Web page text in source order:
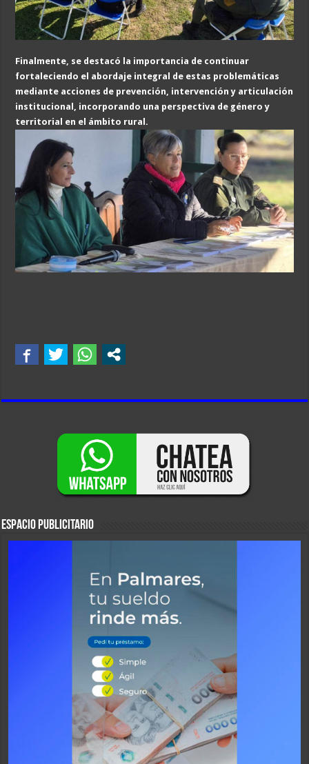
Finalmente, se destacó la importancia de continuar
fortaleciendo el abordaje integral de estas problemáticas
mediante acciones de prevención, intervención y articulación
institucional, incorporando una perspectiva de género y
territorial en el ámbito rural.
ESPACIO PUBLICITARIO